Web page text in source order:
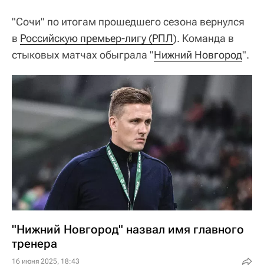
"Сочи" по итогам прошедшего сезона вернулся
в Российскую премьер-лигу (РПЛ). Команда в
стыковых матчах обыграла "Нижний Новгород".
"Нижний Новгород" назвал имя главного
тренера
16 июня 2025, 18:43